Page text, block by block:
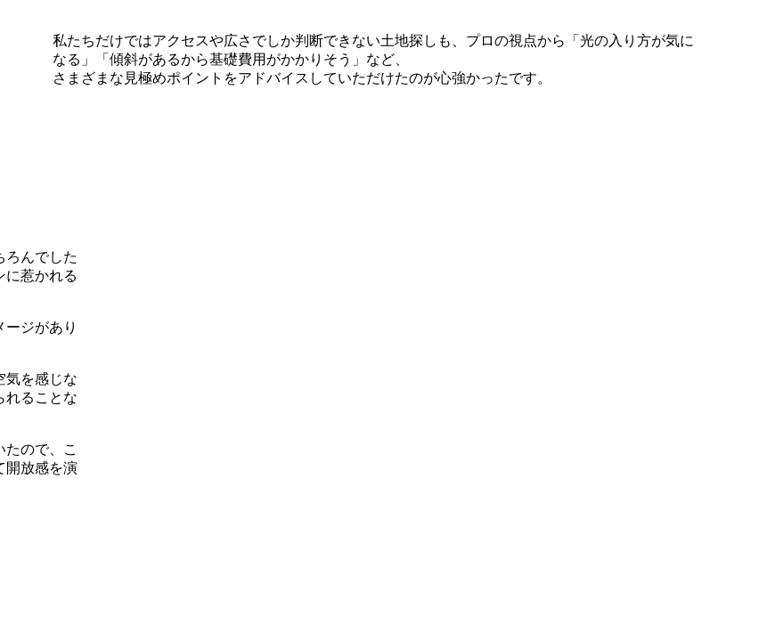
私たちだけではアクセスや広さでしか判断できない土地探しも、プロの視点から「光の入り方が気に
なる」「傾斜があるから基礎費用がかかりそう」など、
さまざまな見極めポイントをアドバイスしていただけたのが心強かったです。
ろんでした
に惹かれる
ジがあり
気を感じな
れることな
ので、こ
開放感を演